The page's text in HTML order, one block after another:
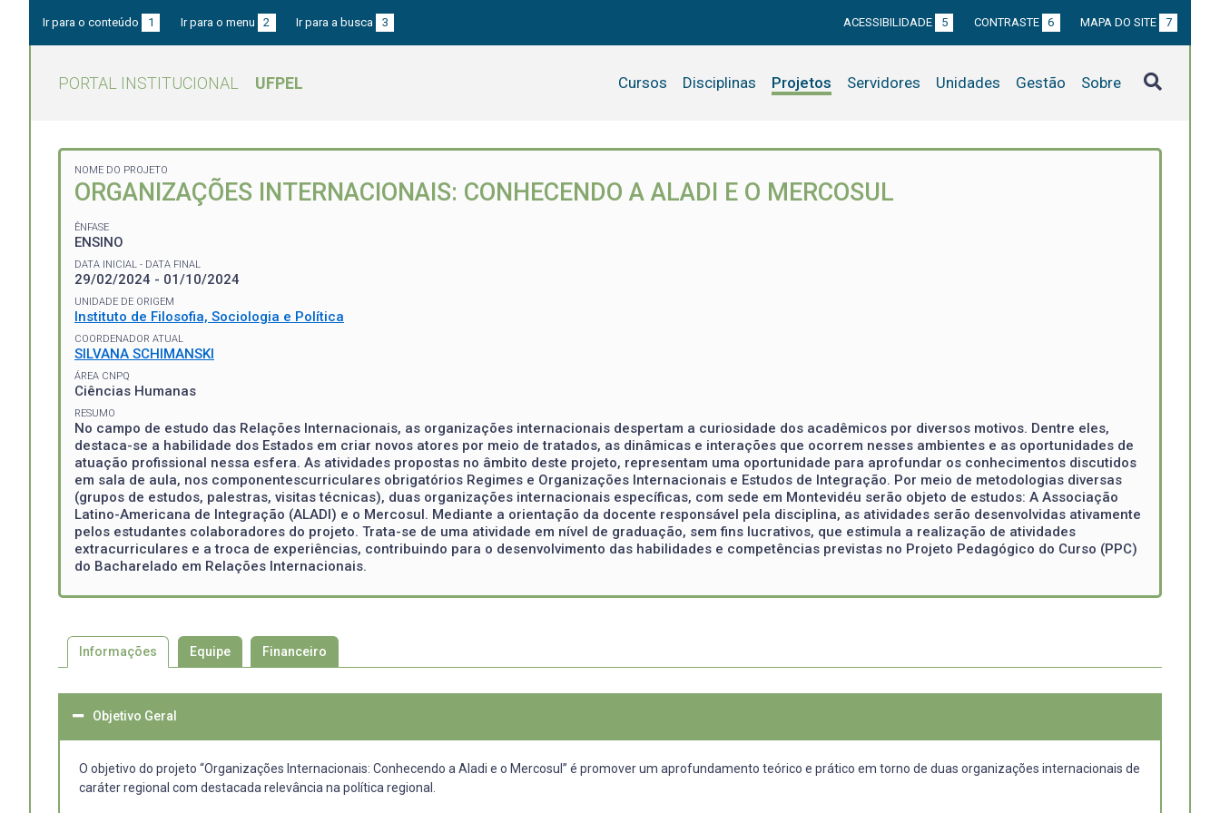
Ir para o conteúdo 1 Ir para o menu 2 Ir para a busca 3 ACESSIBILIDADE 5 CONTRASTE 6 MAPA DO SITE 7
PORTAL INSTITUCIONAL UFPEL Cursos Disciplinas Projetos Servidores Unidades Gestão Sobre
NOME DO PROJETO
ORGANIZAÇÕES INTERNACIONAIS: CONHECENDO A ALADI E O MERCOSUL
ÊNFASE
ENSINO
DATA INICIAL - DATA FINAL
29/02/2024 - 01/10/2024
UNIDADE DE ORIGEM
Instituto de Filosofia, Sociologia e Política
COORDENADOR ATUAL
SILVANA SCHIMANSKI
ÁREA CNPQ
Ciências Humanas
RESUMO
No campo de estudo das Relações Internacionais, as organizações internacionais despertam a curiosidade dos acadêmicos por diversos motivos. Dentre eles,
destaca-se a habilidade dos Estados em criar novos atores por meio de tratados, as dinâmicas e interações que ocorrem nesses ambientes e as oportunidades de
atuação profissional nessa esfera. As atividades propostas no âmbito deste projeto, representam uma oportunidade para aprofundar os conhecimentos discutidos
em sala de aula, nos componentescurriculares obrigatórios Regimes e Organizações Internacionais e Estudos de Integração. Por meio de metodologias diversas
(grupos de estudos, palestras, visitas técnicas), duas organizações internacionais específicas, com sede em Montevidéu serão objeto de estudos: A Associação
Latino-Americana de Integração (ALADI) e o Mercosul. Mediante a orientação da docente responsável pela disciplina, as atividades serão desenvolvidas ativamente
pelos estudantes colaboradores do projeto. Trata-se de uma atividade em nível de graduação, sem fins lucrativos, que estimula a realização de atividades
extracurriculares e a troca de experiências, contribuindo para o desenvolvimento das habilidades e competências previstas no Projeto Pedagógico do Curso (PPC)
do Bacharelado em Relações Internacionais.
Informações Equipe Financeiro
Objetivo Geral
O objetivo do projeto “Organizações Internacionais: Conhecendo a Aladi e o Mercosul” é promover um aprofundamento teórico e prático em torno de duas organizações internacionais de
caráter regional com destacada relevância na política regional.